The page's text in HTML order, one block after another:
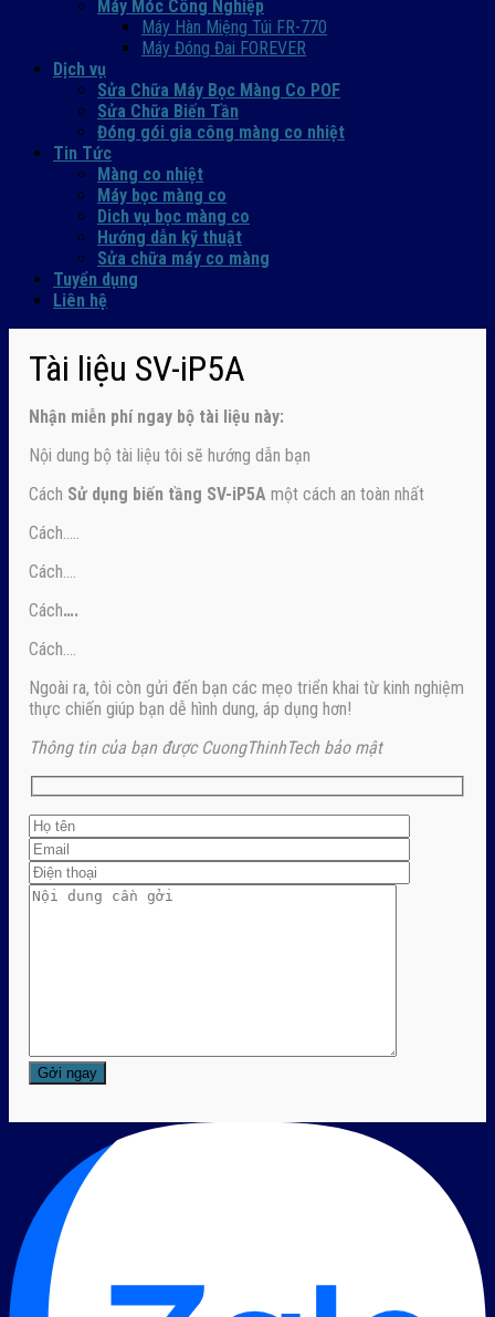
Máy Móc Công Nghiệp
Máy Hàn Miệng Túi FR-770
Máy Đóng Đai FOREVER
Dịch vụ
Sửa Chữa Máy Bọc Màng Co POF
Sửa Chữa Biến Tần
Đóng gói gia công màng co nhiệt
Tin Tức
Màng co nhiệt
Máy bọc màng co
Dich vụ bọc màng co
Hướng dẫn kỹ thuật
Sửa chữa máy co màng
Tuyển dụng
Liên hệ
Tài liệu SV-iP5A
Nhận miễn phí ngay bộ tài liệu này:
Nội dung bộ tài liệu tôi sẽ hướng dẫn bạn
Cách Sử dụng biến tầng SV-iP5A một cách an toàn nhất
Cách…..
Cách….
Cách….
Cách….
Ngoài ra, tôi còn gửi đến bạn các mẹo triển khai từ kinh nghiệm
thực chiến giúp bạn dễ hình dung, áp dụng hơn!
Thông tin của bạn được CuongThinhTech bảo mật